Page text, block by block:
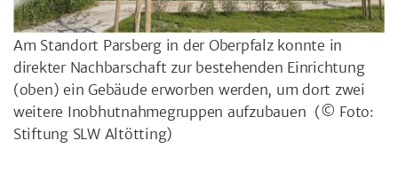
Am Standort Parsberg in der Oberpfalz konnte in
direkter Nachbarschaft zur bestehenden Einrichtung
(oben) ein Gebäude erworben werden, um dort zwei
weitere Inobhutnahmegruppen aufzubauen (© Foto:
Stiftung SLW Altötting)